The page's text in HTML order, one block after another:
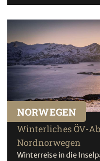
NORWEGEN
Winterliches ÖV-
Nordnorwegen
Winterreise in die